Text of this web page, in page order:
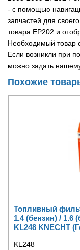
- с помощью
запчастей для
товара EP202 и
Необходимый товар
Если возникли при
можно задать
Похожие
Топливный
1.4 (бензин) / 1.6
KL248 KNECHT
KL248